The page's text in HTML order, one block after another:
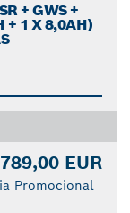
+ GWS +
+ 1 X 8,0AH)
789,00 EUR
Promocional